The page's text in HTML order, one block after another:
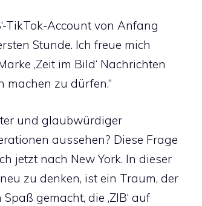
TikTok-Account von Anfang
Stunde. Ich freue mich
‚Zeit im Bild‘ Nachrichten
zu dürfen.“
und glaubwürdiger
aussehen? Diese Frage
jetzt nach New York. In dieser
zu denken, ist ein Traum, der
gemacht, die ‚ZIB‘ auf